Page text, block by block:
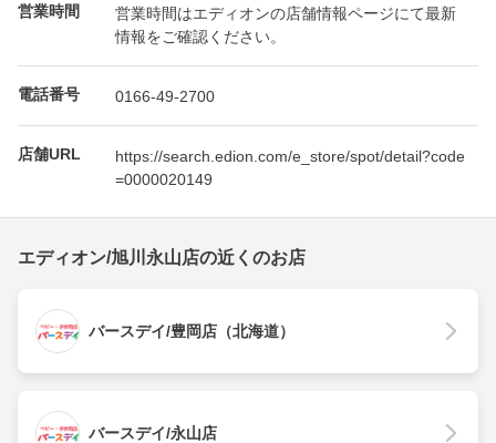
営業時間
営業時間はエディオンの店舗情報ページにて最新
情報をご確認ください。
電話番号 0166-49-2700
店舗URL
https://search.edion.com/e_store/spot/detail?code
=0000020149
エディオン/旭川永山店の近くのお店
バースデイ/豊岡店（北海道）
バースデイ/永山店